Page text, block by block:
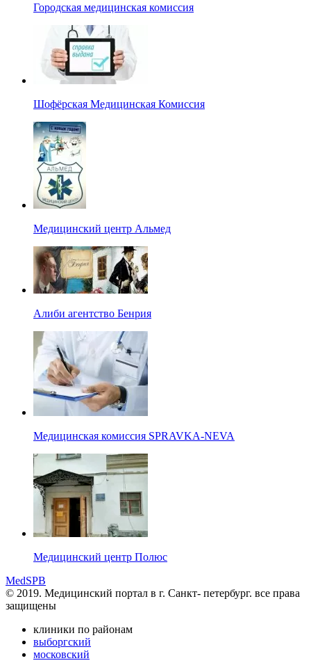
Городская медицинская комиссия
Шофёрская Медицинская Комиссия
Медицинский центр Альмед
Алиби агентство Бенрия
Медицинская комиссия SPRAVKA-NEVA
Медицинский центр Полюс
MedSPB
© 2019. Медицинский портал в г. Санкт- петербург. все права
защищены
клиники по районам
выборгский
московский